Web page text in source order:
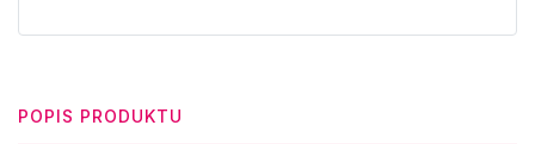
POPIS PRODUKTU